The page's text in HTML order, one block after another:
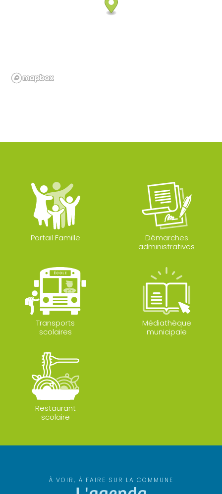
Portail Famille
Démarches
administratives
Transports
scolaires
Médiathèque
municipale
Restaurant
scolaire
À VOIR, À FAIRE SUR LA COMMUNE